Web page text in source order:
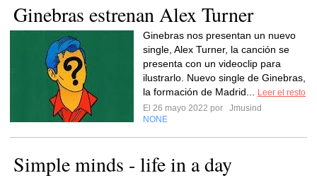
Ginebras estrenan Alex Turner
Ginebras nos presentan un nuevo
single, Alex Turner, la canción se
presenta con un videoclip para
ilustrarlo. Nuevo single de Ginebras,
la formación de Madrid...
Leer el resto
El 26 mayo 2022 por
Jmusind
NONE
Simple minds - life in a day